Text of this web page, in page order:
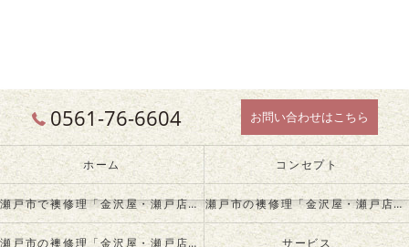
0561-76-6604 お問い合わせはこちら
ホーム コンセプト
瀬戸市で襖修理「金沢屋・瀬戸店」について 瀬戸市の襖修理「金沢屋・瀬戸店」が必要とされる理由
瀬戸市の襖修理「金沢屋・瀬戸店」の内容について サービス